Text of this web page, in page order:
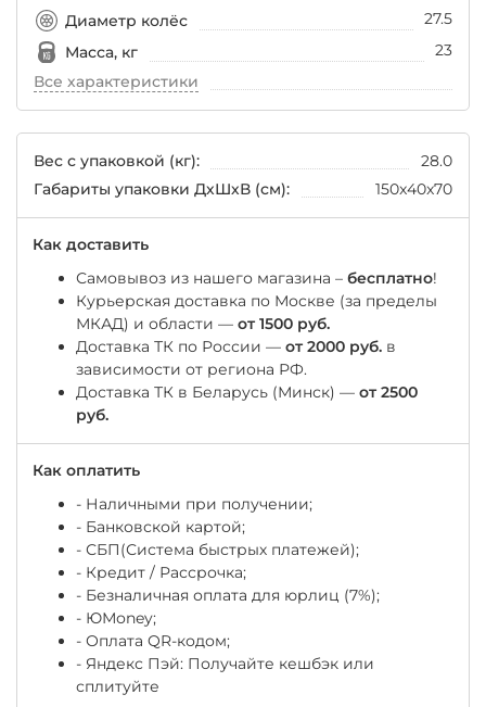
Диаметр колёс
27.5
Масса, кг
23
Все характеристики
Вес с упаковкой (кг):
28.0
Габариты упаковки ДхШхВ (см):
150x40x70
Как доставить
Самовывоз из нашего магазина – бесплатно!
Курьерская доставка по Москве (за пределы
МКАД) и области — от 1500 руб.
Доставка ТК по России — от 2000 руб. в
зависимости от региона РФ.
Доставка ТК в Беларусь (Минск) — от 2500
руб.
Как оплатить
- Наличными при получении;
- Банковской картой;
- СБП(Система быстрых платежей);
- Кредит / Рассрочка;
- Безналичная оплата для юрлиц (7%);
- ЮМоney;
- Оплата QR-кодом;
- Яндекс Пэй: Получайте кешбэк или
сплитуйте